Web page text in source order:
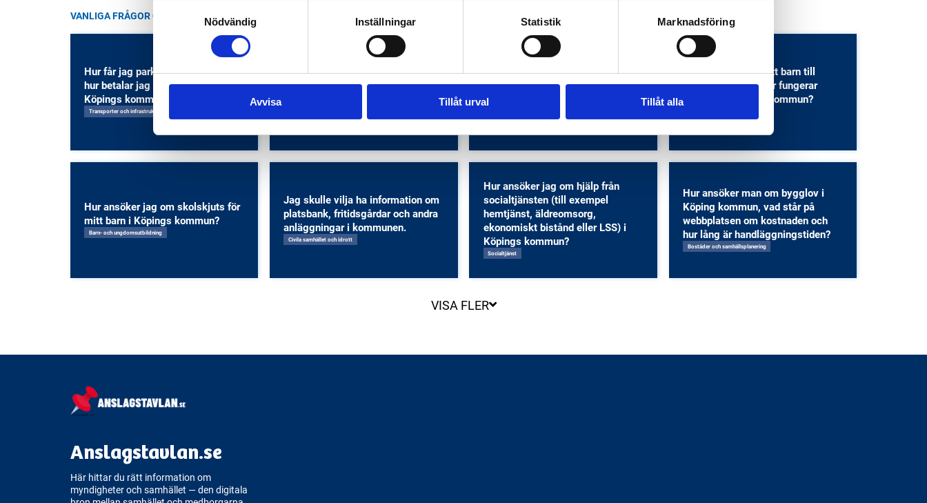
Selection
Nödvändig Inställningar Statistik Marknadsföring
Avvisa Tillåt urval Tillåt alla
VANLIGA FRÅGOR OM KÖPING KOMMUN
Hur får jag parkeringstillstånd och
hur betalar jag parkeringsavgifter i
Köpings kommun?
Transporter och infrastruktur
Regionala
arbetsmarknadsinsatser i Köping
Hur ansöker jag om plats på fritids
Barn- och ungdomsutbildning
Hur anmäler jag mitt barn till
grundskolan och hur fungerar
skolvalet i Köping kommun?
Hur ansöker jag om skolskjuts för
mitt barn i Köpings kommun?
Barn- och ungdomsutbildning
Jag skulle vilja ha information om
platsbank, fritidsgårdar och andra
anläggningar i kommunen.
Civila samhället och idrott
Hur ansöker jag om hjälp från
socialtjänsten (till exempel
hemtjänst, äldreomsorg,
ekonomiskt bistånd eller LSS) i
Köpings kommun?
Socialtjänst
Hur ansöker man om bygglov i
Köping kommun, vad står på
webbplatsen om kostnaden och
hur lång är handläggningstiden?
Bostäder och samhällsplanering
VISA FLER
Anslagstavlan.se
Här hittar du rätt information om
myndigheter och samhället — den digitala